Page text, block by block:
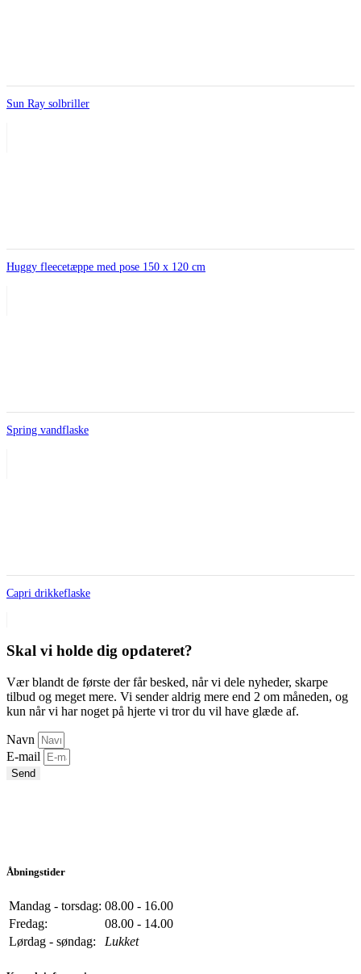
Sun Ray solbriller
Huggy fleecetæppe med pose 150 x 120 cm
Spring vandflaske
Capri drikkeflaske
Skal vi holde dig opdateret?
Vær blandt de første der får besked, når vi dele nyheder, skarpe
tilbud og meget mere. Vi sender aldrig mere end 2 om måneden, og
kun når vi har noget på hjerte vi tror du vil have glæde af.
Navn
E-mail
Send
Åbningstider
Mandag - torsdag: 08.00 - 16.00
Fredag:
08.00 - 14.00
Lørdag - søndag:
Lukket